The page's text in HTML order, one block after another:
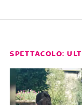
SPETTACOLO: